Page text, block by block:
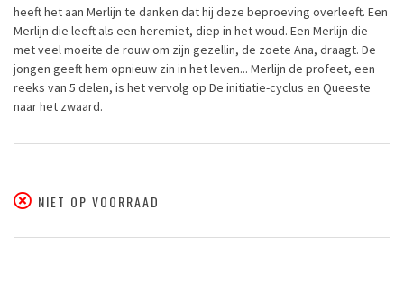
heeft het aan Merlijn te danken dat hij deze beproeving overleeft. Een
Merlijn die leeft als een heremiet, diep in het woud. Een Merlijn die
met veel moeite de rouw om zijn gezellin, de zoete Ana, draagt. De
jongen geeft hem opnieuw zin in het leven... Merlijn de profeet, een
reeks van 5 delen, is het vervolg op De initiatie-cyclus en Queeste
naar het zwaard.
NIET OP VOORRAAD